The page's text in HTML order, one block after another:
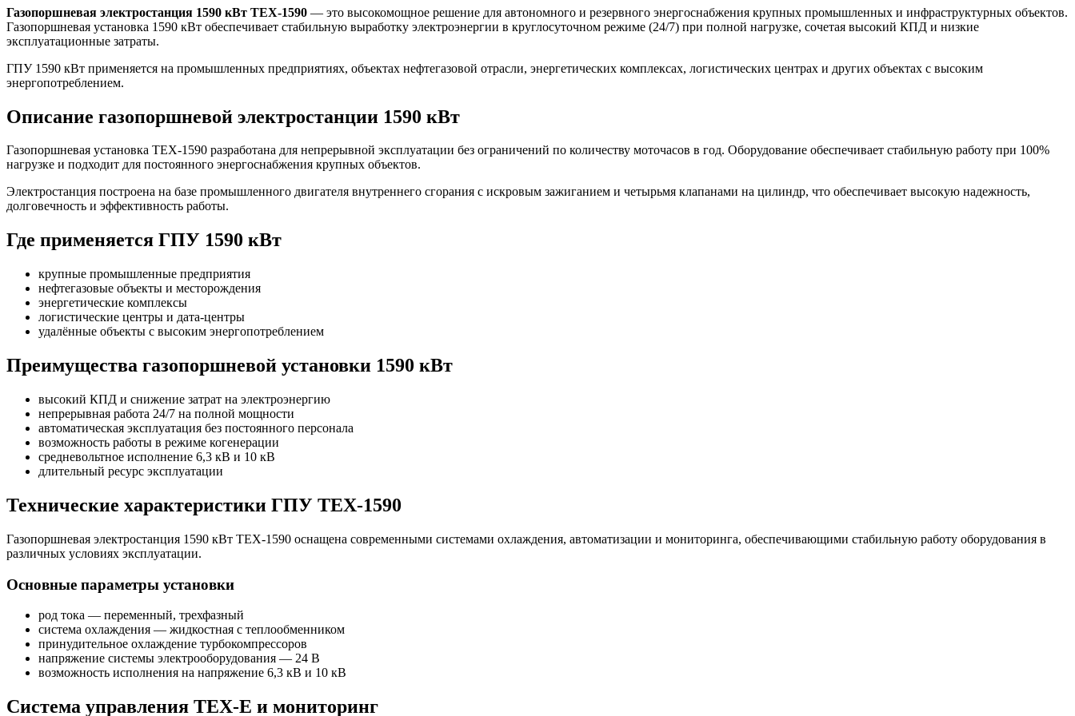
Газопоршневая электростанция 1590 кВт TEX-1590 — это высокомощное решение для автономного и резервного энергоснабжения крупных промышленных и инфраструктурных объектов.
Газопоршневая установка 1590 кВт обеспечивает стабильную выработку электроэнергии в круглосуточном режиме (24/7) при полной нагрузке, сочетая высокий КПД и низкие
эксплуатационные затраты.
ГПУ 1590 кВт применяется на промышленных предприятиях, объектах нефтегазовой отрасли, энергетических комплексах, логистических центрах и других объектах с высоким
энергопотреблением.
Описание газопоршневой электростанции 1590 кВт
Газопоршневая установка TEX-1590 разработана для непрерывной эксплуатации без ограничений по количеству моточасов в год. Оборудование обеспечивает стабильную работу при 100%
нагрузке и подходит для постоянного энергоснабжения крупных объектов.
Электростанция построена на базе промышленного двигателя внутреннего сгорания с искровым зажиганием и четырьмя клапанами на цилиндр, что обеспечивает высокую надежность,
долговечность и эффективность работы.
Где применяется ГПУ 1590 кВт
крупные промышленные предприятия
нефтегазовые объекты и месторождения
энергетические комплексы
логистические центры и дата-центры
удалённые объекты с высоким энергопотреблением
Преимущества газопоршневой установки 1590 кВт
высокий КПД и снижение затрат на электроэнергию
непрерывная работа 24/7 на полной мощности
автоматическая эксплуатация без постоянного персонала
возможность работы в режиме когенерации
средневольтное исполнение 6,3 кВ и 10 кВ
длительный ресурс эксплуатации
Технические характеристики ГПУ TEX-1590
Газопоршневая электростанция 1590 кВт TEX-1590 оснащена современными системами охлаждения, автоматизации и мониторинга, обеспечивающими стабильную работу оборудования в
различных условиях эксплуатации.
Основные параметры установки
род тока — переменный, трехфазный
система охлаждения — жидкостная с теплообменником
принудительное охлаждение турбокомпрессоров
напряжение системы электрооборудования — 24 В
возможность исполнения на напряжение 6,3 кВ и 10 кВ
Система управления TEX-E и мониторинг